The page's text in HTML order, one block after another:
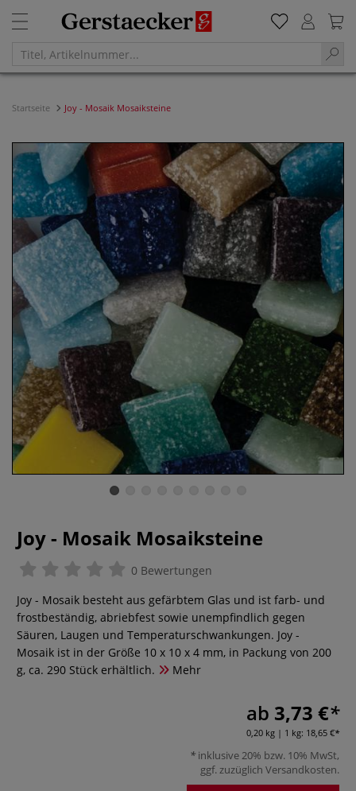
Startseite Joy - Mosaik Mosaiksteine
Joy - Mosaik Mosaiksteine
0 Bewertungen
Joy - Mosaik besteht aus gefärbtem Glas und ist farb- und
frostbeständig, abriebfest sowie unempfindlich gegen
Säuren, Laugen und Temperaturschwankungen. Joy -
Mosaik ist in der Größe 10 x 10 x 4 mm, in Packung von 200
g, ca. 290 Stück erhältlich.
Mehr
ab 3,73 €
0,20 kg | 1 kg: 18,65 €
inklusive 20% bzw. 10% MwSt,
ggf. zuzüglich Versandkosten.